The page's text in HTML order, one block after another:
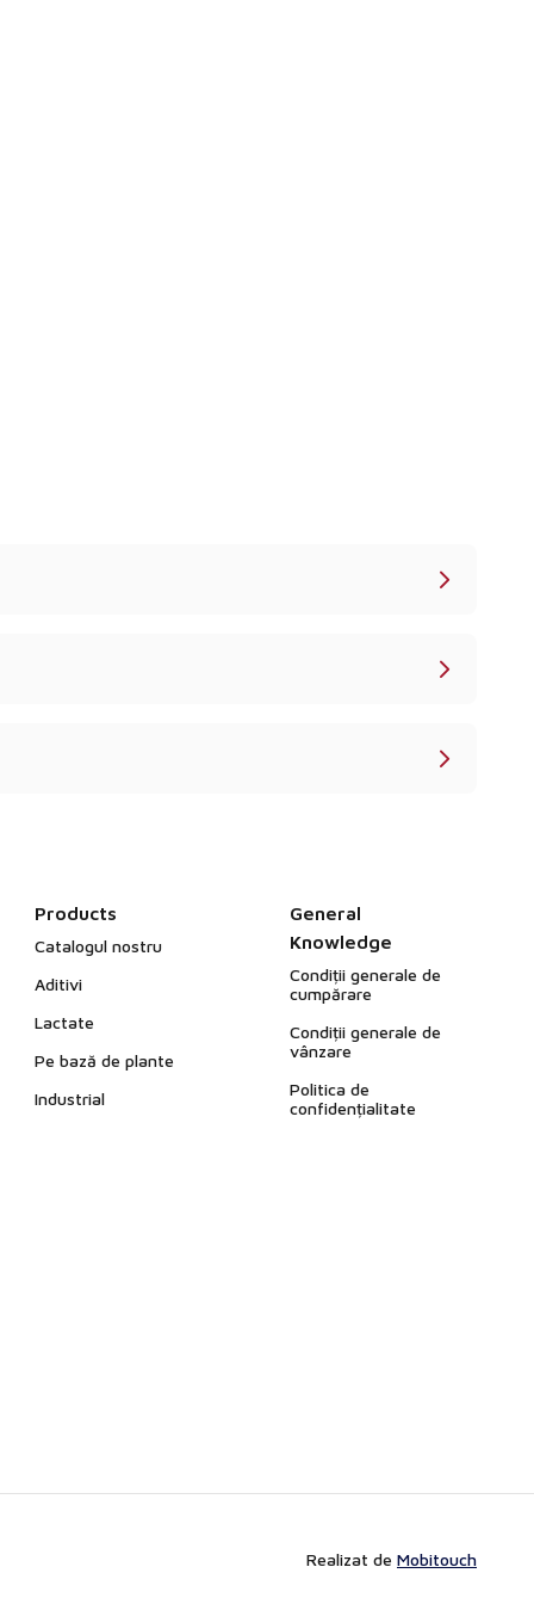
Products
Catalogul nostru
Aditivi
Lactate
Pe bază de plante
Industrial
General
Knowledge
Condiții generale de
cumpărare
Condiții generale de
vânzare
Politica de
confidențialitate
Realizat de Mobitouch